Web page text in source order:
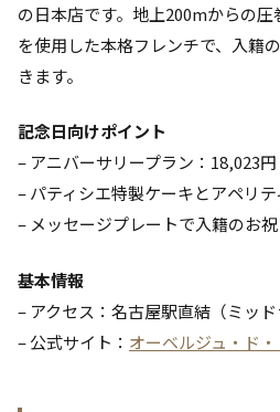
の日本店です。地上200mからの
を使用した本格フレンチで、入籍
きます。
記念日向けポイント
– アニバーサリープラン：18,023
– パティシエ特製ケーキとアペリテ
– メッセージプレートで入籍のお
基本情報
– アクセス：名古屋駅直結（ミッド
– 公式サイト： オーベルジュ・ド